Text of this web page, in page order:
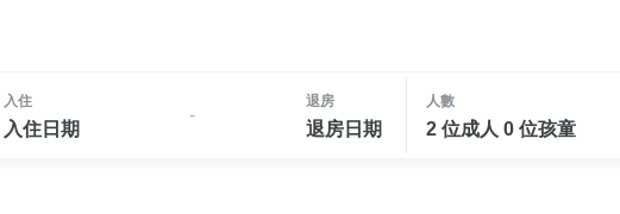
入住
入住日期
-
退房
退房日期
人數
2 位成人 0 位孩童